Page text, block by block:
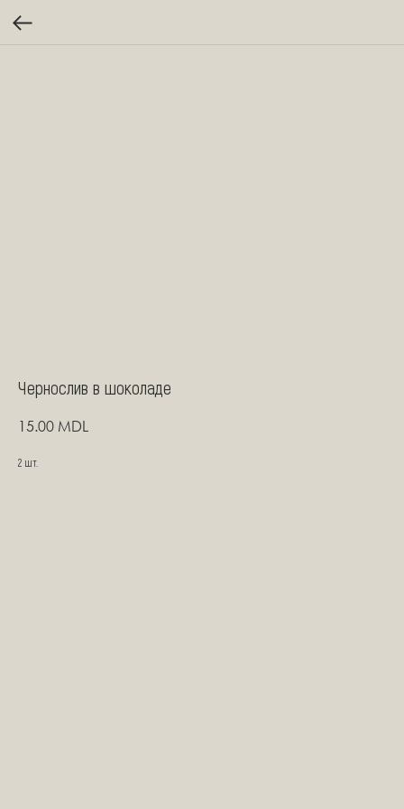
Чернослив в шоколаде
15.00 MDL
2 шт.